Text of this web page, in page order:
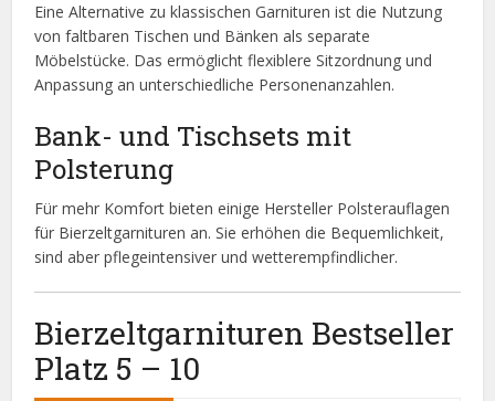
Eine Alternative zu klassischen Garnituren ist die Nutzung
von faltbaren Tischen und Bänken als separate
Möbelstücke. Das ermöglicht flexiblere Sitzordnung und
Anpassung an unterschiedliche Personenanzahlen.
Bank- und Tischsets mit
Polsterung
Für mehr Komfort bieten einige Hersteller Polsterauflagen
für Bierzeltgarnituren an. Sie erhöhen die Bequemlichkeit,
sind aber pflegeintensiver und wetterempfindlicher.
Bierzeltgarnituren Bestseller
Platz 5 – 10